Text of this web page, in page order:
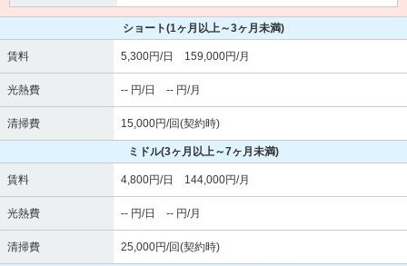
ショート(1ヶ月以上～3ヶ月未満)
賃料 5,300円/日 159,000円/月
光熱費 -- 円/日 -- 円/月
清掃費 15,000円/回(契約時)
ミドル(3ヶ月以上～7ヶ月未満)
賃料 4,800円/日 144,000円/月
光熱費 -- 円/日 -- 円/月
清掃費 25,000円/回(契約時)